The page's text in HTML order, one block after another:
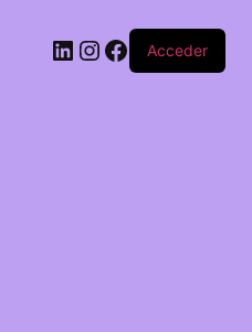
Acceder